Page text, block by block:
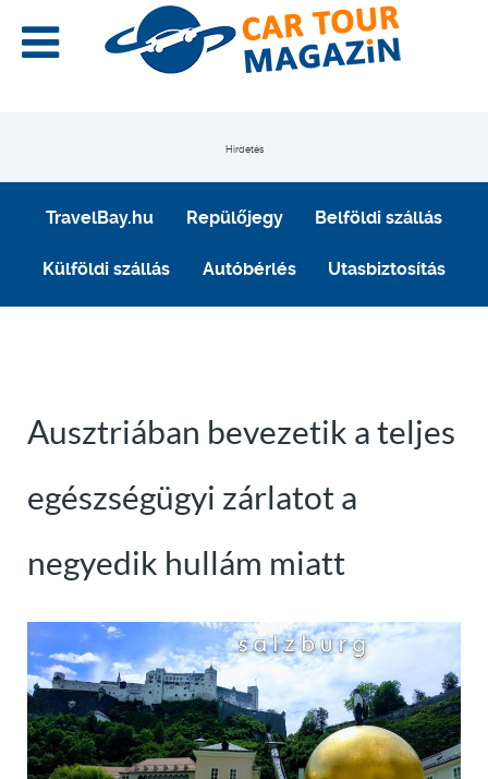
Hirdetés
TravelBay.hu Repülőjegy Belföldi szállás
Külföldi szállás Autóbérlés Utasbiztosítás
Ausztriában bevezetik a teljes
egészségügyi zárlatot a
negyedik hullám miatt